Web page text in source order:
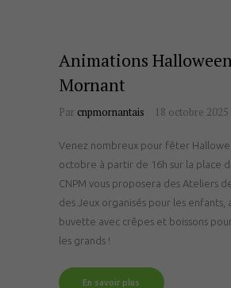
Animations
Mornant
Par cnpmornantais 18 octobre 2025
Venez nombreux pour fêter
octobre à partir de 16h sur la place
CNPM vous proposera des Ateliers
des Jeux organisés pour les enfants,
buvette avec crêpes et boissons
les grands !
En savoir plus